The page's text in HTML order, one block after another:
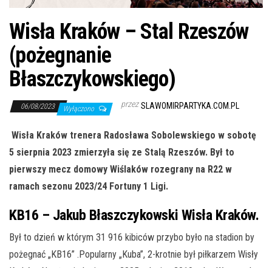
Wisła Kraków – Stal Rzeszów
(pożegnanie
Błaszczykowskiego)
06/08/2023 Wyłączono przez SLAWOMIRPARTYKA.COM.PL
Wisła Kraków trenera Radosława Sobolewskiego w sobotę
5 sierpnia 2023 zmierzyła się ze Stalą Rzeszów. Był to
pierwszy mecz domowy Wiślaków rozegrany na R22 w
ramach sezonu 2023/24 Fortuny 1 Ligi.
KB16 – Jakub Błaszczykowski Wisła Kraków.
Był to dzień w którym 31 916 kibiców przybo było na stadion by
pożegnać „KB16” .Popularny „Kuba”, 2-krotnie był piłkarzem Wisły